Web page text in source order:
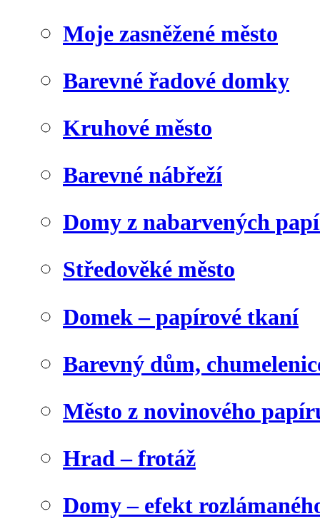
Moje zasněžené město
Barevné řadové domky
Kruhové město
Barevné nábřeží
Domy z nabarvených
Středověké město
Domek – papírové tkaní
Barevný dům,
Město z novinového
Hrad – frotáž
Domy – efekt